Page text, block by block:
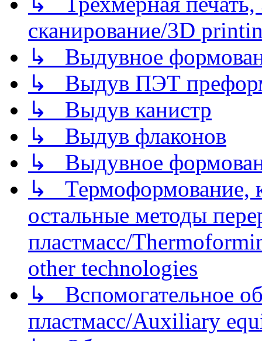
сканирование/3D
↳ Выдувное
↳ Выдув ПЭТ
↳ Выдув канистр
↳ Выдув флаконов
↳ Выдувное
↳ Термоформование,
остальные методы
пластмасс/
other technologies
↳ Вспомогательное
пластмасс/Auxiliary